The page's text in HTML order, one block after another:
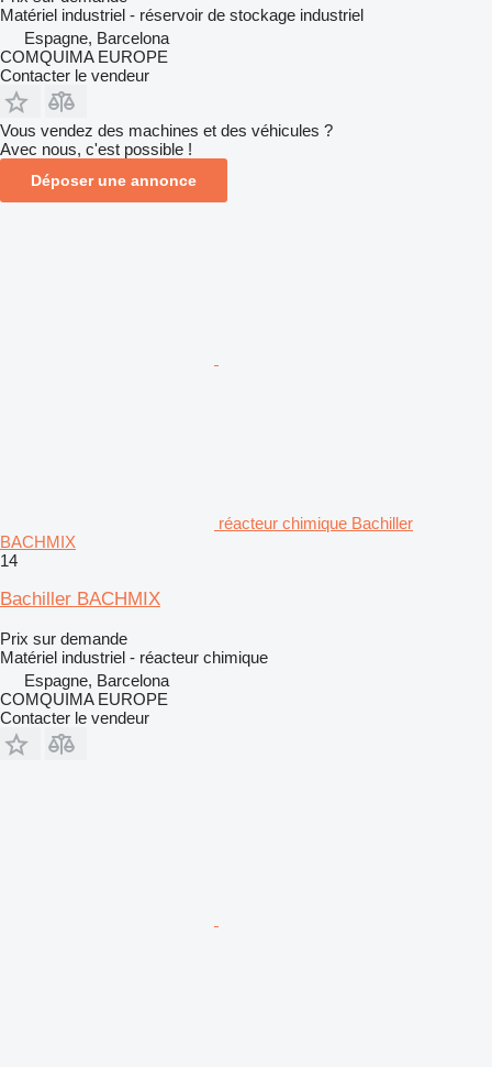
Matériel industriel - réservoir de stockage industriel
Espagne, Barcelona
COMQUIMA EUROPE
Contacter le vendeur
Vous vendez des machines et des véhicules ?
Avec nous, c'est possible !
Déposer une annonce
réacteur chimique Bachiller
BACHMIX
14
Bachiller BACHMIX
Prix sur demande
Matériel industriel - réacteur chimique
Espagne, Barcelona
COMQUIMA EUROPE
Contacter le vendeur